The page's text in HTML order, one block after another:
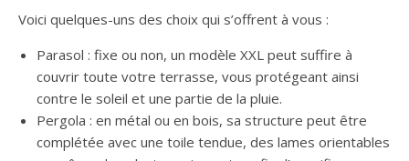
Voici quelques-uns des choix qui s’offrent à vous :
Parasol : fixe ou non, un modèle XXL peut suffire à
couvrir toute votre terrasse, vous protégeant ainsi
contre le soleil et une partie de la pluie.
Pergola : en métal ou en bois, sa structure peut être
complétée avec une toile tendue, des lames orientables